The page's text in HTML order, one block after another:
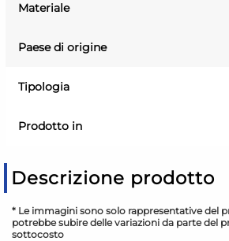
Materiale
Paese di origine
Tipologia
Prodotto in
Descrizione prodotto
* Le immagini sono solo rappresentative del
potrebbe subire delle variazioni da parte del
sottocosto